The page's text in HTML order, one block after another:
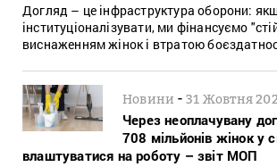
Догляд – це інфраструктура оборони:
інституціоналізувати, ми фінансуємо
виснаженням жінок і втратою
Новини -31 Жовтня
Через неоплачувану
708 мільйонів жінок у
влаштуватися на роботу – звіт МОП